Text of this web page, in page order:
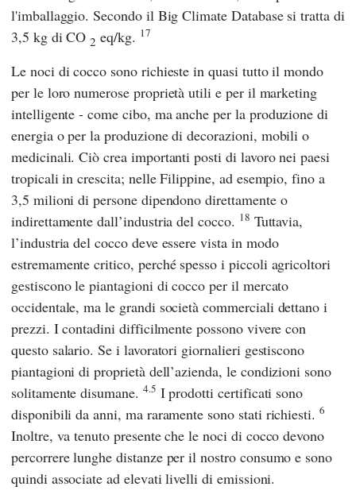
l'imballaggio. Secondo il Big Climate Databasesi tratta di
3,5 kg di CO2 eq/kg. 17
Le noci di cocco sono richieste in quasi tutto il mondo
per le loro numerose proprietà utili e per il marketing
intelligente - come cibo, ma anche per la produzione di
energia o per la produzione di decorazioni, mobili o
medicinali. Ciò crea importanti posti di lavoro nei paesi
tropicali in crescita; nelle Filippine, ad esempio, fino a
3,5 milioni di persone dipendono direttamente o
indirettamente dall’industria del cocco. 18 Tuttavia,
l’industria del cocco deve essere vista in modo
estremamente critico, perché spesso i piccoli agricoltori
gestiscono le piantagioni di cocco per il mercato
occidentale, ma le grandi società commerciali dettano i
prezzi. I contadini difficilmente possono vivere con
questo salario. Se i lavoratori giornalieri gestiscono
piantagioni di proprietà dell’azienda, le condizioni sono
solitamente disumane. 4.5 I prodotti certificati sono
disponibili da anni, ma raramente sono stati richiesti. 6
Inoltre, va tenuto presente che le noci di cocco devono
percorrere lunghe distanze per il nostro consumo e sono
quindi associate ad elevati livelli di emissioni.